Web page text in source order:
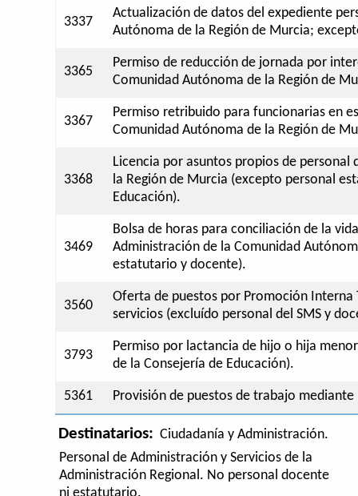
3337
Actualización de datos del expediente
Autónoma de la Región de Murcia;
3365
Permiso de reducción de jornada por
Comunidad Autónoma de la Región de
3367
Permiso retribuido para funcionarias en
Comunidad Autónoma de la Región de
3368
Licencia por asuntos propios de
la Región de Murcia (excepto personal
Educación).
3469
Bolsa de horas para conciliación de la
Administración de la Comunidad
estatutario y docente).
3560
Oferta de puestos por Promoción
servicios (excluído personal del SMS y
3793
Permiso por lactancia de hijo o hija
de la Consejería de Educación).
5361 Provisión de puestos de trabajo mediante
Destinatarios: Ciudadanía y Administración.
Personal de Administración y Servicios de la
Administración Regional. No personal docente